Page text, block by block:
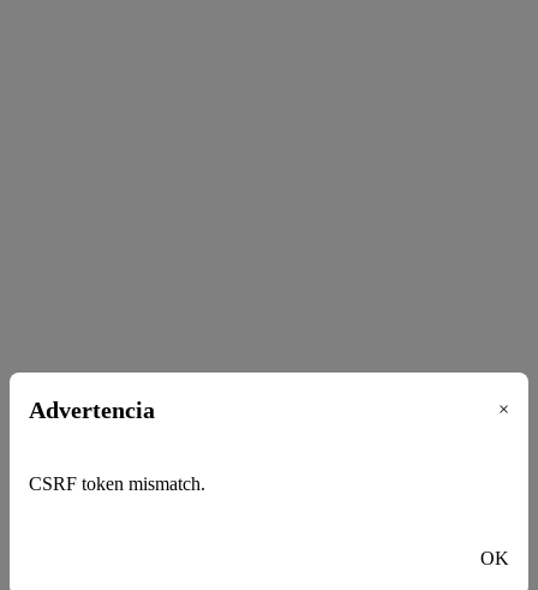
Playa Puerto Viejo, Valle de Pedro González, Isla de
Advertencia ×
CSRF token mismatch.
OK